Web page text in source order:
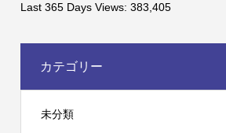
Last 365 Days Views: 383,405
カテゴリー
未分類